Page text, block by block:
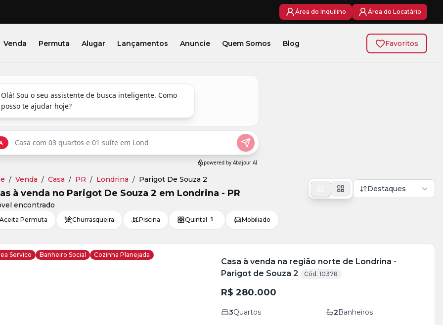
Área do Inquilino Área do Locatário
Venda Permuta Alugar Lançamentos Anuncie Quem Somos Blog Favoritos
/ Venda / Casa / PR / Londrina / Parigot De Souza 2
à venda no Parigot De Souza 2 em Londrina - PR
encontrado
Destaques
Permuta Churrasqueira Piscina Quintal 1 Mobiliado
Servico Banheiro Social Cozinha Planejada
Casa à venda na região norte de Londrina -
Parigot de Souza 2
Cód. 10378
R$ 280.000
3Quartos 2Banheiros